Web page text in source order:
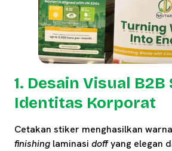
1. Desain Visual B2B
Identitas Korporat
Cetakan stiker menghasilkan
finishing laminasi doffyang elegan